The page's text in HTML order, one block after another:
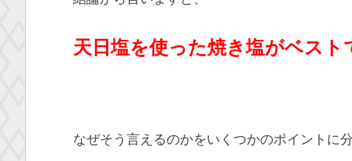
天日塩を使った焼き塩がベスト
なぜそう言えるのかをいくつかのポイントに